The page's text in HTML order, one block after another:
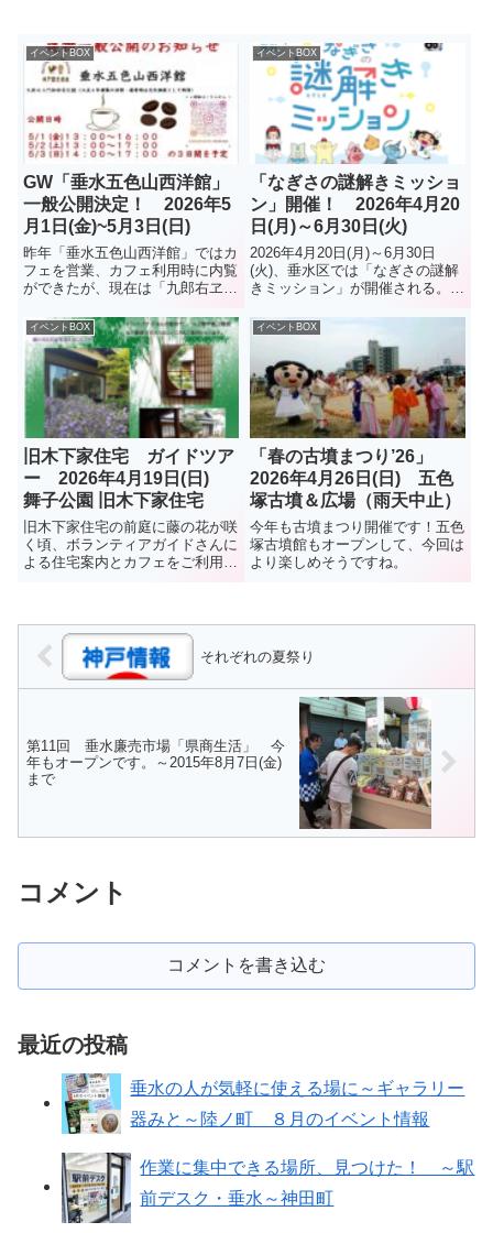
イベントBOX
GW「垂水五色山西洋館」
一般公開決定！ 2026年5
月1日(金)~5月3日(日)
昨年「垂水五色山西洋館」ではカ
フェを営業、カフェ利用時に内覧
ができたが、現在は「九郎右ヱ門
訪れる機会が激減した。今回は、
ゴールデンウイークを利用して、
3日間だけ公開されることに。館
内には管理人酒井さんが集めた
稀...
イベントBOX
「なぎさの謎解きミッショ
ン」開催！ 2026年4月20
日(月)～6月30日(火)
2026年4月20日(月)～6月30日
(火)、垂水区では「なぎさの謎解
きミッション」が開催される。ま
辺のエリアを巡り、キャラクター
達の謎解きミッションに挑戦する
イベントで、参加は無料、どなた
でも参加 OK （謎...
イベントBOX
旧木下家住宅 ガイドツア
ー 2026年4月19日(日)
舞子公園 旧木下家住宅
旧木下家住宅の前庭に藤の花が咲
く頃、ボランティアガイドさんに
よる住宅案内とカフェをご利用い
2026年4月19日（日）午前の
部:10:30～11:30 ...
イベントBOX
「春の古墳まつり’26」
2026年4月26日(日) 五色
塚古墳＆広場（雨天中止）
今年も古墳まつり開催です！五色
塚古墳館もオープンして、今回は
より楽しめそうですね。
それぞれの夏祭り
第11回 垂水廉売市場「県商生活」 今
年もオープンです。～2015年8月7日(金)
まで
コメント
コメントを書き込む
最近の投稿
垂水の人が気軽に使える場に～ギャラリー
器みと～陸ノ町 ８月のイベント情報
作業に集中できる場所、見つけた！ ～駅
前デスク・垂水～神田町